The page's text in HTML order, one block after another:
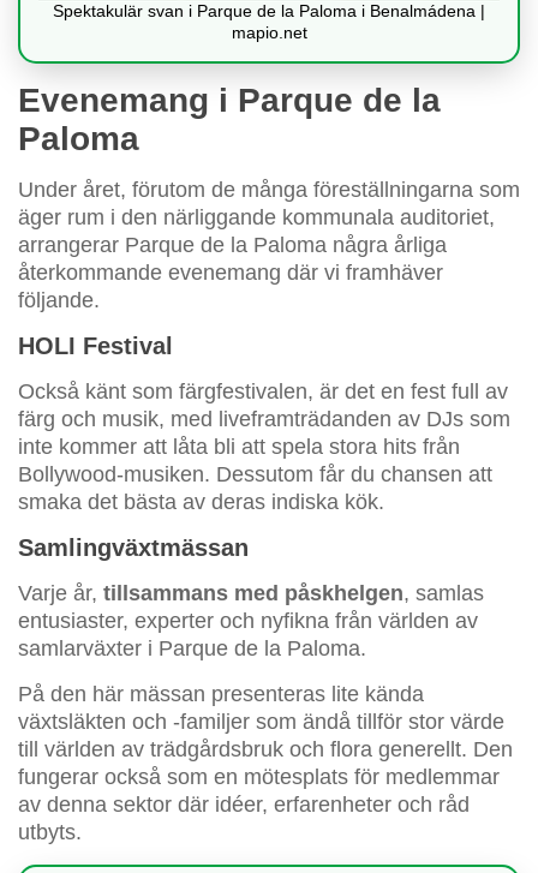
Spektakulär svan i Parque de la Paloma i Benalmádena |
mapio.net
Evenemang i Parque de la
Paloma
Under året, förutom de många föreställningarna som
äger rum i den närliggande kommunala auditoriet,
arrangerar Parque de la Paloma några årliga
återkommande evenemang där vi framhäver
följande.
HOLI Festival
Också känt som färgfestivalen, är det en fest full av
färg och musik, med liveframträdanden av DJs som
inte kommer att låta bli att spela stora hits från
Bollywood-musiken. Dessutom får du chansen att
smaka det bästa av deras indiska kök.
Samlingväxtmässan
Varje år, tillsammans med påskhelgen, samlas
entusiaster, experter och nyfikna från världen av
samlarväxter i Parque de la Paloma.
På den här mässan presenteras lite kända
växtsläkten och -familjer som ändå tillför stor värde
till världen av trädgårdsbruk och flora generellt. Den
fungerar också som en mötesplats för medlemmar
av denna sektor där idéer, erfarenheter och råd
utbyts.